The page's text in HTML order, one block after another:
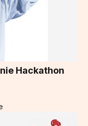
Hackathon